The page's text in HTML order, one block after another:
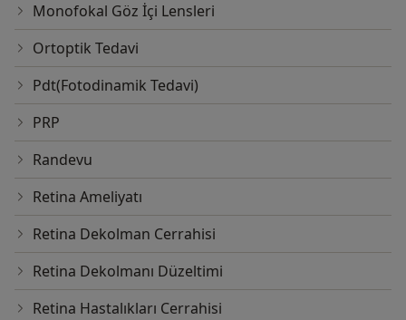
Monofokal Göz İçi Lensleri
Ortoptik Tedavi
Pdt(Fotodinamik Tedavi)
PRP
Randevu
Retina Ameliyatı
Retina Dekolman Cerrahisi
Retina Dekolmanı Düzeltimi
Retina Hastalıkları Cerrahisi